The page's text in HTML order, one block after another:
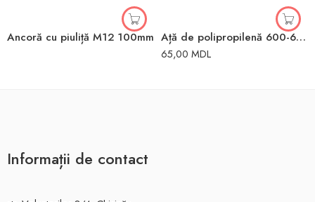
Ancoră cu piuliță M12 100mm Ață de polipropilenă 600-650gr
65,00 MDL
Informații de contact